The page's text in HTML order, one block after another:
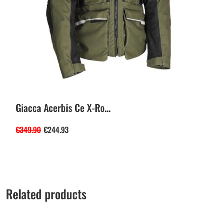
Giacca Acerbis Ce X-Ro...
€349.90 €244.93
Related products